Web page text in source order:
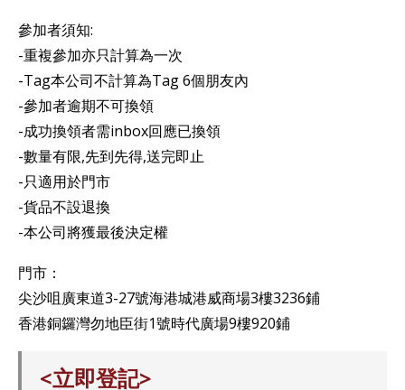
參加者須知:
-重複參加亦只計算為一次
-Tag本公司不計算為Tag 6個朋友內
-參加者逾期不可換領
-成功換領者需inbox回應已換領
-數量有限,先到先得,送完即止
-只適用於門市
-貨品不設退換
-本公司將獲最後決定權
門市：
尖沙咀廣東道3-27號海港城港威商場3樓3236鋪
香港銅鑼灣勿地臣街1號時代廣場9樓920鋪
<立即登記>